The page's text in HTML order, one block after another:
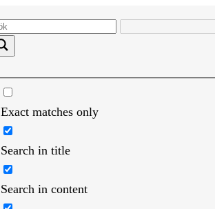
Exact matches only
Search in title
Search in content